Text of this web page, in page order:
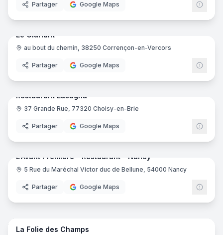
Partager Google Maps
21
Le Clariant
au bout du chemin, 38250 Corrençon-en-Vercors
Partager Google Maps
Restaurant Lasagna
37 Grande Rue, 77320 Choisy-en-Brie
Partager Google Maps
10
L'Avant Première - Restaurant - Nancy
5 Rue du Maréchal Victor duc de Bellune, 54000 Nancy
Partager Google Maps
7
La Folie des Champs